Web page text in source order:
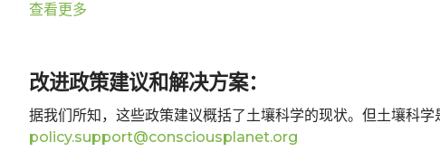
查看更多
改进政策建议和解决方案：
据我们所知，这些政策建议概括了土壤科学的现状。但土壤科
policy.support@consciousplanet.org